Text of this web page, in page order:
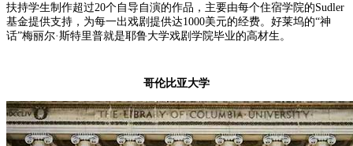
扶持学生制作超过20个自导自演的作品，主要由每个住宿学院的Sudler
基金提供支持，为每一出戏剧提供达1000美元的经费。好莱坞的“神
话”梅丽尔·斯特里普就是耶鲁大学戏剧学院毕业的高材生。
哥伦比亚大学